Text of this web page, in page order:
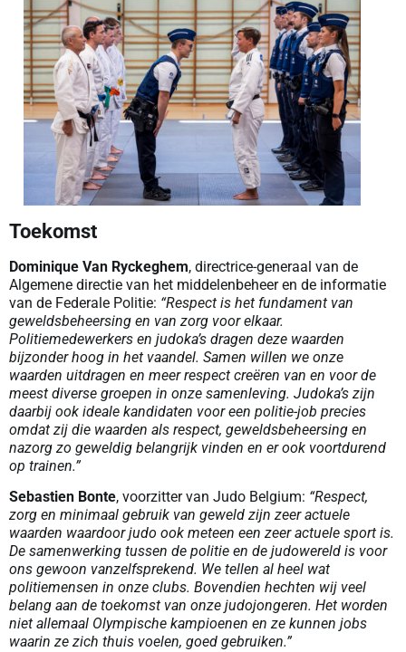
Toekomst
Dominique Van Ryckeghem, directrice-generaal van de
Algemene directie van het middelenbeheer en de informatie
van de Federale Politie: “Respect is het fundament van
geweldsbeheersing en van zorg voor elkaar.
Politiemedewerkers en judoka’s dragen deze waarden
bijzonder hoog in het vaandel. Samen willen we onze
waarden uitdragen en meer respect creëren van en voor de
meest diverse groepen in onze samenleving. Judoka’s zijn
daarbij ook ideale kandidaten voor een politie-job precies
omdat zij die waarden als respect, geweldsbeheersing en
nazorg zo geweldig belangrijk vinden en er ook voortdurend
op trainen.”
Sebastien Bonte, voorzitter van Judo Belgium: “Respect,
zorg en minimaal gebruik van geweld zijn zeer actuele
waarden waardoor judo ook meteen een zeer actuele sport is.
De samenwerking tussen de politie en de judowereld is voor
ons gewoon vanzelfsprekend. We tellen al heel wat
politiemensen in onze clubs. Bovendien hechten wij veel
belang aan de toekomst van onze judojongeren. Het worden
niet allemaal Olympische kampioenen en ze kunnen jobs
waarin ze zich thuis voelen, goed gebruiken.”